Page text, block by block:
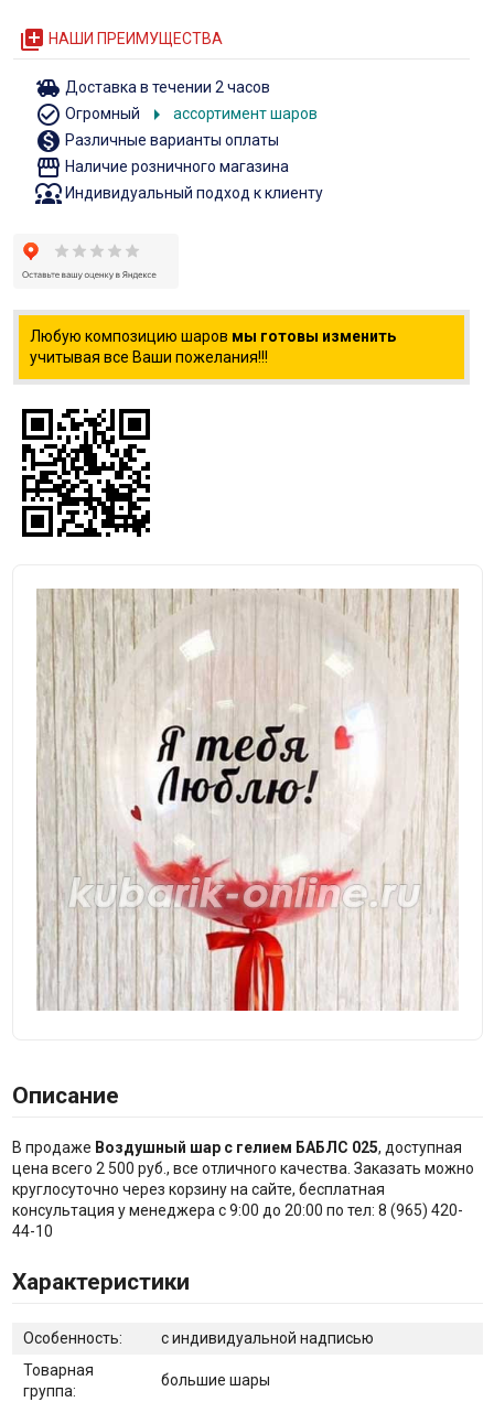
queue НАШИ ПРЕИМУЩЕСТВА
toys Доставка в течении 2 часов
check_circle_outline Огромный arrow_right ассортимент шаров
monetization_on Различные варианты оплаты
storefront Наличие розничного магазина
diversity_1Индивидуальный подход к клиенту
Любую композицию шаров мы готовы изменить
учитывая все Ваши пожелания!!!
Описание
В продаже Воздушный шар с гелием БАБЛС 025, доступная
цена всего 2 500 руб., все отличного качества. Заказать можно
круглосуточно через корзину на сайте, бесплатная
консультация у менеджера с 9:00 до 20:00 по тел: 8 (965) 420-
44-10
Характеристики
Особенность:
с индивидуальной надписью
Товарная
группа:
большие шары